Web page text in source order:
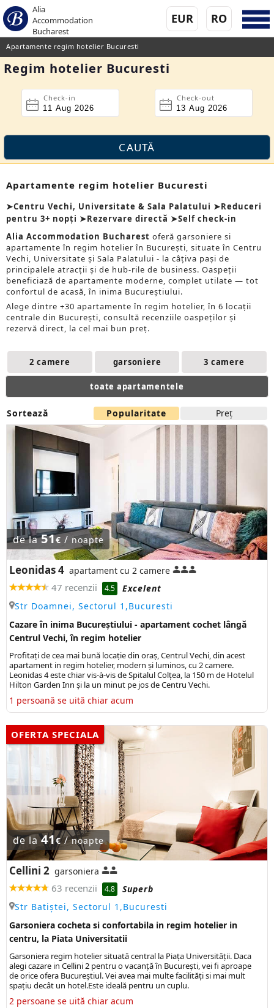
Alia
Accommodation
Bucharest
RO
EUR
Apartamente regim hotelier Bucuresti
Regim hotelier Bucuresti
Check-in Check-out
Apartamente regim hotelier Bucuresti
➤Centru Vechi, Universitate & Sala Palatului ➤Reduceri
pentru 3+ nopți ➤Rezervare directă ➤Self check-in
Alia Accommodation Bucharest oferă garsoniere si
apartamente în regim hotelier în București, situate în Centru
Vechi, Universitate și Sala Palatului - la câțiva pași de
principalele atracții și de hub-rile de business. Oaspeții
beneficiază de apartamente moderne, complet utilate — tot
confortul de acasă, în inima Bucureștiului.
Alege dintre +30 apartamente în regim hotelier, în 6 locații
centrale din București, consultă recenziile oaspeților și
rezervă direct, la cel mai bun preț.
2 camere garsoniere 3 camere
toate apartamentele
Sortează Popularitate Preţ
de la51€ / noapte
Leonidas 4 apartament cu 2 camere
47 recenzii 4.5
Excelent
Str Doamnei, Sectorul 1,Bucuresti
Cazare în inima Bucureștiului - apartament cochet lângă
Centrul Vechi, în regim hotelier
Profitați de cea mai bună locație din oraș, Centrul Vechi, din acest
apartament in regim hotelier, modern și luminos, cu 2 camere.
Leonidas 4 este chiar vis-à-vis de Spitalul Colțea, la 150 m de Hotelul
Hilton Garden Inn și la un minut pe jos de Centru Vechi.
1 persoană se uită chiar acum
OFERTA SPECIALA
de la41€/noapte
Cellini 2 garsoniera
63 recenzii 4.8
Superb
Str Batiștei, Sectorul 1,Bucuresti
Garsoniera cocheta si confortabila in regim hotelier in
centru, la Piata Universitatii
Garsoniera regim hotelier situată central la Piața Universității. Daca
alegi cazare in Cellini 2 pentru o vacanță în București, vei fi aproape
de orice ofera Bucureștiul. Vei avea mai multe facilități si mai mult
spațiu decât un hotel.Este ideală pentru un cuplu.
2 persoane se uită chiar acum